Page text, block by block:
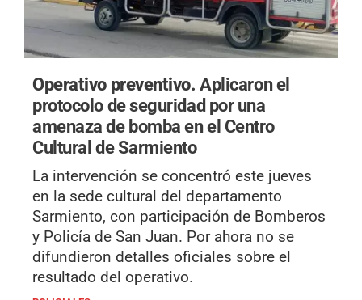
Operativo preventivo.Aplicaron el
protocolo de seguridad por una
amenaza de bomba en el Centro
Cultural de Sarmiento
La intervención se concentró este jueves
en la sede cultural del departamento
Sarmiento, con participación de Bomberos
y Policía de San Juan. Por ahora no se
difundieron detalles oficiales sobre el
resultado del operativo.